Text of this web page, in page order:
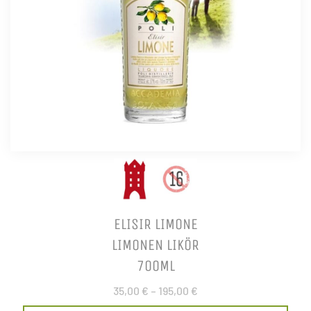
ELISIR LIMONE
LIMONEN LIKÖR
700ML
35,00 € – 195,00 €